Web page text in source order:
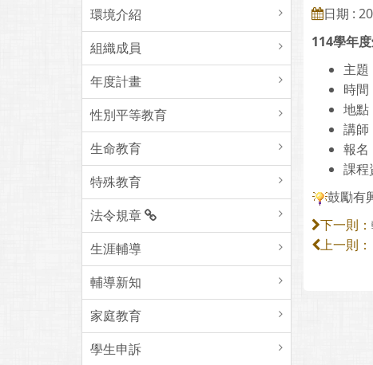
環境介紹
組織成員
年度計畫
性別平等教育
生命教育
特殊教育
法令規章
生涯輔導
輔導新知
家庭教育
學生申訴
日期 :
114學年
主題
時間
地點
講師
報名
課程
鼓勵有
下一則：
上一則：